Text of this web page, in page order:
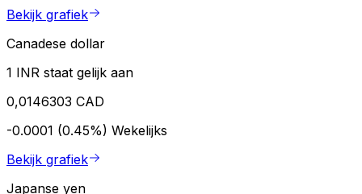
Bekijk grafiek
Canadese dollar
1 INR staat gelijk aan
0,0146303 CAD
-0.0001 (0.45%) Wekelijks
Bekijk grafiek
Japanse yen